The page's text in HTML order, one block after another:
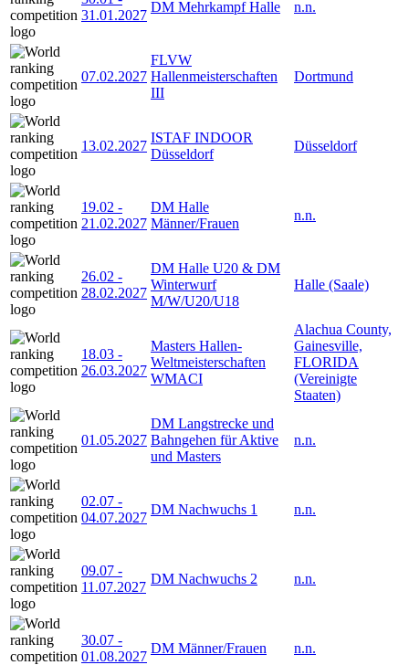
31.01.2027
DM Mehrkampf Halle n.n.
07.02.2027
FLVW
Hallenmeisterschaften
III
Dortmund
13.02.2027
ISTAF INDOOR
Düsseldorf
Düsseldorf
19.02 -
21.02.2027
DM Halle
Männer/Frauen
n.n.
26.02 -
28.02.2027
DM Halle U20 & DM
Winterwurf
M/W/U20/U18
Halle (Saale)
18.03 -
26.03.2027
Masters Hallen-
Weltmeisterschaften
WMACI
Alachua County,
Gainesville,
FLORIDA
(Vereinigte
Staaten)
01.05.2027
DM Langstrecke und
Bahngehen für Aktive
und Masters
n.n.
02.07 -
04.07.2027
DM Nachwuchs 1 n.n.
09.07 -
11.07.2027
DM Nachwuchs 2 n.n.
30.07 -
01.08.2027
DM Männer/Frauen n.n.